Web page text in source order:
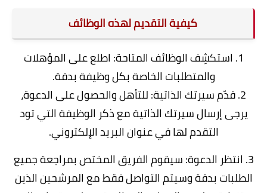
كيفية التقديم لهذه الوظائف
1. استكشِف الوظائف المتاحة: اطلع على المؤهلات
والمتطلبات الخاصة بكل وظيفة بدقة.
2. قدّم سيرتك الذاتية: للتأهل والحصول على الدعوة،
يرجى إرسال سيرتك الذاتية مع ذكر الوظيفة التي تود
التقدم لها في عنوان البريد الإلكتروني.
3. انتظر الدعوة: سيقوم الفريق المختص بمراجعة جميع
الطلبات بدقة وسيتم التواصل فقط مع المرشحين الذين